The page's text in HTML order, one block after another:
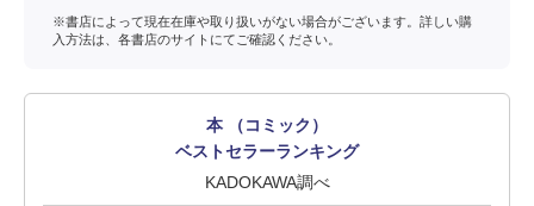
※書店によって現在在庫や取り扱いがない場合がございます。詳しい購
入方法は、各書店のサイトにてご確認ください。
本 （コミック）
ベストセラーランキング
KADOKAWA調べ